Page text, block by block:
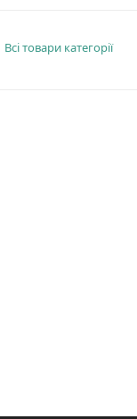
Всі товари категорії